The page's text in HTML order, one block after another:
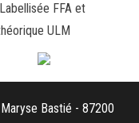
FFA et
ULM
Bastié - 87200